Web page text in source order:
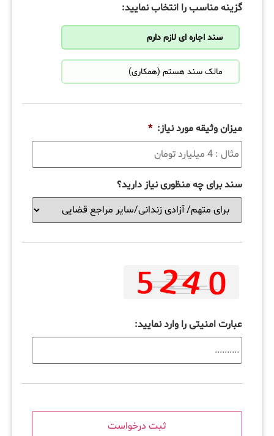
گزینه مناسب را انتخاب نمایید:
سند اجاره ای لازم دارم
مالک سند هستم (همکاری)
میزان وثیقه مورد نیاز: *
سند برای چه منظوری نیاز دارید؟
عبارت امنیتی را وارد نمایید: